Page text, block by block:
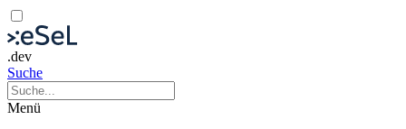
.dev
Suche
Menü